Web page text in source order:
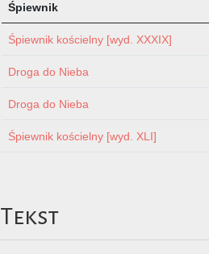
Śpiewnik
Śpiewnik kościelny [wyd. XXXIX]
Droga do Nieba
Droga do Nieba
Śpiewnik kościelny [wyd. XLI]
Tekst